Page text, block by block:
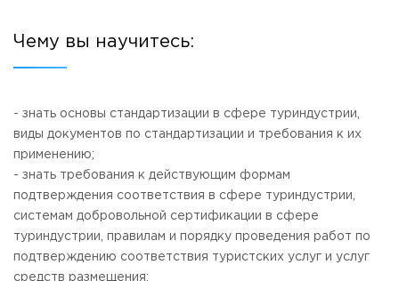
пн-пт: с 10:00 до 17:00;
сб: с 10:00 до 15:30;
вс: выходной.
Чему вы научитесь:
- знать основы стандартизации в сфере туриндустрии,
виды документов по стандартизации и требования к их
применению;
- знать требования к действующим формам
подтверждения соответствия в сфере туриндустрии,
системам добровольной сертификации в сфере
туриндустрии, правилам и порядку проведения работ по
подтверждению соответствия туристских услуг и услуг
средств размещения;